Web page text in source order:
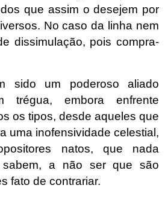
que assim o desejem por
No caso da linha nem
dissimulação, pois compra-
sido um poderoso aliado
trégua, embora enfrente
os tipos, desde aqueles que
uma inofensividade celestial,
natos, que nada
sabem, a não ser que são
fato de contrariar.